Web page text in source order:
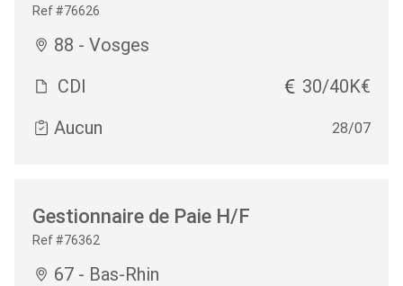
Ref #76626
88 - Vosges
CDI
30/40K€
Aucun
28/07
Gestionnaire de Paie H/F
Ref #76362
67 - Bas-Rhin